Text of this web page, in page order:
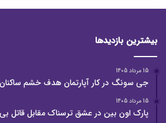
بیشترین بازدیدها
15 مرداد 1405
جی سونگ در کار آپارتمان هدف خشم ساکنان
15 مرداد 1405
پارک اون بین در عشق ترسناک مقابل قاتل